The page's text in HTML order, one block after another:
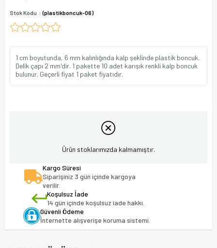
Stok Kodu (plastikboncuk-06)
1 cm boyutunda, 6 mm kalınlığında kalp şeklinde plastik boncuk.
Delik çapı 2 mm'dir. 1 pakette 10 adet karışık renkli kalp boncuk
bulunur. Geçerli fiyat 1 paket fiyatıdır.
Ürün stoklarımızda kalmamıştır.
Kargo Süresi
Siparişiniz 3 gün içinde kargoya
verilir.
Koşulsuz İade
14 gün içinde koşulsuz iade hakkı.
Güvenli Ödeme
İnternette alışverişe koruma sistemi.